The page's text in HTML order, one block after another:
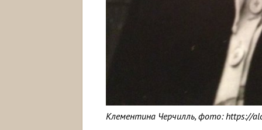
Клементина Черчилль, фото: https://